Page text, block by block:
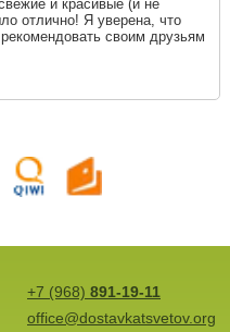
и красивые (и не
отлично! Я уверена, что
своим друзьям
+7 (968) 891-19-11
office@dostavkatsvetov.org